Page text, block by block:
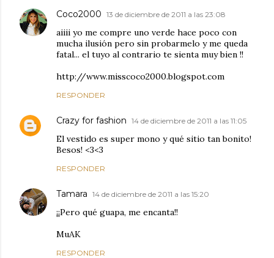
Coco2000 13 de diciembre de 2011 a las 23:08
aiiii yo me compre uno verde hace poco con
mucha ilusión pero sin probarmelo y me queda
fatal... el tuyo al contrario te sienta muy bien !!
http://www.misscoco2000.blogspot.com
RESPONDER
Crazy for fashion 14 de diciembre de 2011 a las 11:05
El vestido es super mono y qué sitio tan bonito!
Besos! <3<3
RESPONDER
Tamara 14 de diciembre de 2011 a las 15:20
¡¡Pero qué guapa, me encanta!!
MuAK
RESPONDER